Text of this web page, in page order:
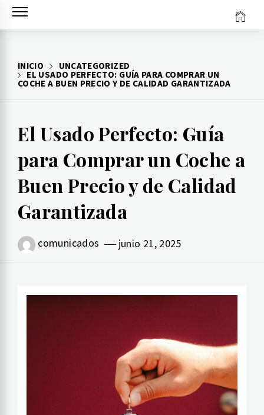
al
INICIO
UNCATEGORIZED
EL USADO PERFECTO: GUÍA PARA COMPRAR UN
COCHE A BUEN PRECIO Y DE CALIDAD GARANTIZADA
El Usado Perfecto: Guía
para Comprar un Coche a
Buen Precio y de Calidad
Garantizada
comunicados junio 21, 2025